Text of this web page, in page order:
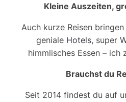
Kleine Auszeiten,
Auch kurze Reisen
geniale Hotels, super
himmlisches Essen – ich
Brauchst du
Seit 2014 findest du auf